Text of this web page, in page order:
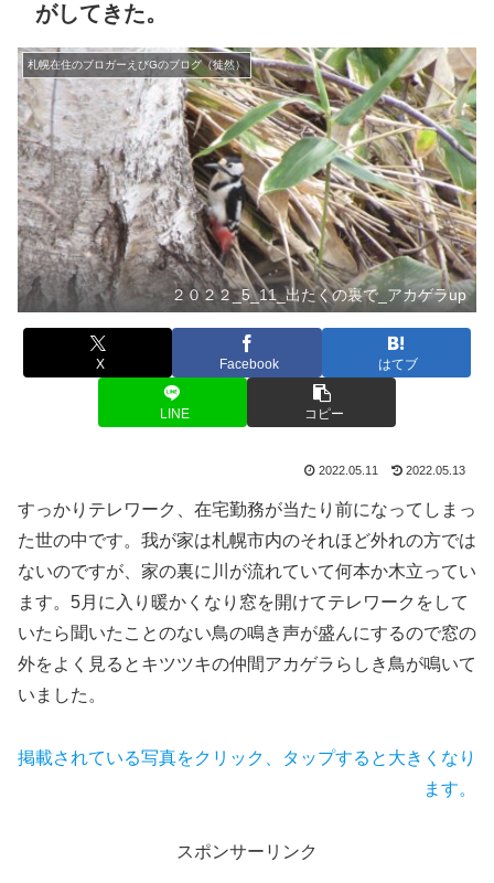
がしてきた。
札幌在住のブロガーえびGのブログ（徒然）
２０２２_5_11_出たくの裏で_アカゲラup
X Facebook はてブ
LINE コピー
2022.05.11 2022.05.13
すっかりテレワーク、在宅勤務が当たり前になってしまっ
た世の中です。我が家は札幌市内のそれほど外れの方では
ないのですが、家の裏に川が流れていて何本か木立ってい
ます。5月に入り暖かくなり窓を開けてテレワークをして
いたら聞いたことのない鳥の鳴き声が盛んにするので窓の
外をよく見るとキツツキの仲間アカゲラらしき鳥が鳴いて
いました。
掲載されている写真をクリック、タップすると大きくなり
ます。
スポンサーリンク